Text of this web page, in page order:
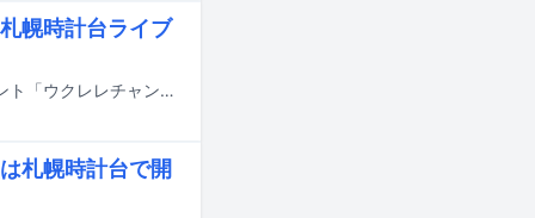
幌時計台ライブ
藤岡みなみが11月17日に東京・中野にあるHawaiian Dining Bar Mahaloaでイベント「ウクレレチャンポ～マーシャルで映画『タリナイ』を上映してみたら～」を開催する。
札幌時計台で開